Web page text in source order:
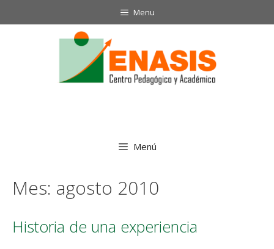
Menu
Menú
Mes: agosto 2010
Historia de una experiencia